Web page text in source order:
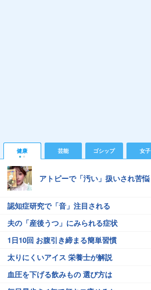
健康 芸能 ゴシップ 女子
アトピーで「汚い」扱いされ苦悩
認知症研究で「音」注目される
夫の「産後うつ」にみられる症状
1日10回 お腹引き締まる簡単習慣
太りにくいアイス 栄養士が解説
血圧を下げる飲みもの 選び方は